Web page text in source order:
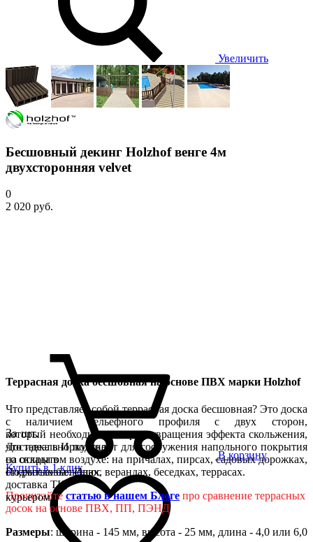
Увеличить
Бесшовный декинг Holzhof венге 4м
двухсторонняя velvet
0
2 020 руб.
За шт.
Доставка в Иркутске
со склада в
Подмосковье. Плюс
доставка ТК,
курьером
В корзину
Купить в 1 клик
Террасная доска бесшовная на основе ПВХ марки Holzhof
Что представляет собой террасная доска бесшовная? Это доска
с наличием рельефного профиля с двух сторон,
который необходим для предотвращения эффекта скольжения,
что идеально подходит для сооружения напольного покрытия
на открытом воздухе: на причалах, пирсах, садовых дорожках,
открытых балконах, верандах, беседках, террасах.
Прочитайтестатью в нашем Блоге про сравнение террасных
досок на основе ПВХ, ПП, ПЭНД
Размеры: ширина - 145 мм, высота - 25 мм, длина - 4,0 или 6,0